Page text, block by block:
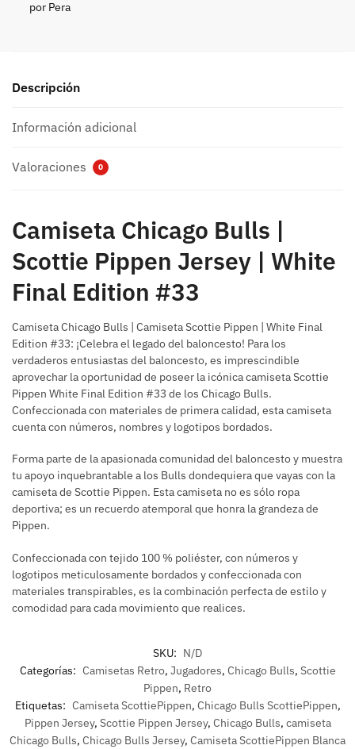
por Pera
Descripción
Información adicional
Valoraciones 0
Camiseta Chicago Bulls |
Scottie Pippen Jersey | White
Final Edition #33
Camiseta Chicago Bulls | Camiseta Scottie Pippen | White Final
Edition #33: ¡Celebra el legado del baloncesto! Para los
verdaderos entusiastas del baloncesto, es imprescindible
aprovechar la oportunidad de poseer la icónica camiseta Scottie
Pippen White Final Edition #33 de los Chicago Bulls.
Confeccionada con materiales de primera calidad, esta camiseta
cuenta con números, nombres y logotipos bordados.
Forma parte de la apasionada comunidad del baloncesto y muestra
tu apoyo inquebrantable a los Bulls dondequiera que vayas con la
camiseta de Scottie Pippen. Esta camiseta no es sólo ropa
deportiva; es un recuerdo atemporal que honra la grandeza de
Pippen.
Confeccionada con tejido 100 % poliéster, con números y
logotipos meticulosamente bordados y confeccionada con
materiales transpirables, es la combinación perfecta de estilo y
comodidad para cada movimiento que realices.
SKU: N/D
Categorías: Camisetas Retro, Jugadores, Chicago Bulls, Scottie
Pippen, Retro
Etiquetas: Camiseta ScottiePippen, Chicago Bulls ScottiePippen,
Pippen Jersey, Scottie Pippen Jersey, Chicago Bulls, camiseta
Chicago Bulls, Chicago Bulls Jersey, Camiseta ScottiePippen Blanca